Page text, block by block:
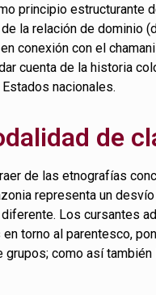
principio estructurante
la relación de dominio
conexión con el
cuenta de la historia
nacionales.
de
de las etnografías
representa un
Los cursantes
torno al parentesco,
como así